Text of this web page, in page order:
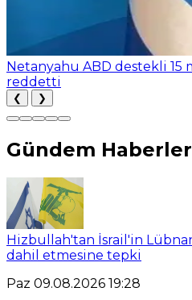
Netanyahu ABD destekli 15
reddetti
❮ ❯
Gündem
Hizbullah'tan İsrail'in
dahil etmesine tepki
Paz 09.08.2026 19:28